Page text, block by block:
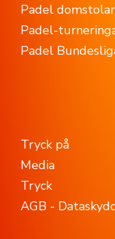
Padel domstolar
Padel-
Padel
Tryck på
Media
Tryck
AGB -